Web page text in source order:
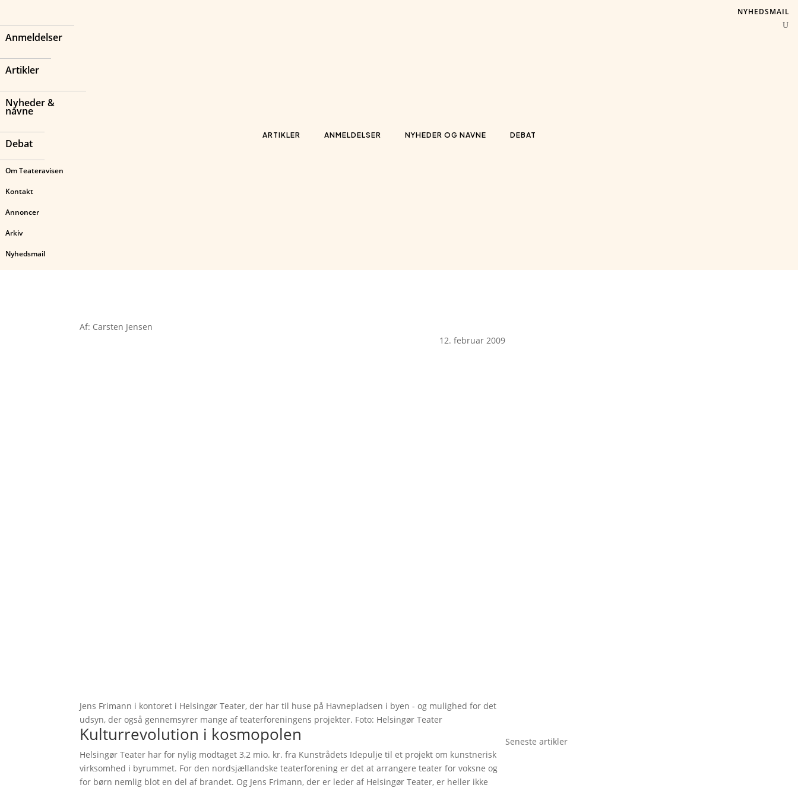
Anmeldelser
Artikler
Nyheder &
navne
Debat
Om Teateravisen
Kontakt
Annoncer
Arkiv
Nyhedsmail
ARTIKLER ANMELDELSER NYHEDER OG NAVNE DEBAT
NYHEDSMAIL
Af: Carsten Jensen
12. februar 2009
Jens Frimann i kontoret i Helsingør Teater, der har til huse på Havnepladsen i byen - og mulighed for det
udsyn, der også gennemsyrer mange af teaterforeningens projekter. Foto: Helsingør Teater
Kulturrevolution i kosmopolen
Helsingør Teater har for nylig modtaget 3,2 mio. kr. fra Kunstrådets Idepulje til et projekt om kunstnerisk
virksomhed i byrummet. For den nordsjællandske teaterforening er det at arrangere teater for voksne og
for børn nemlig blot en del af brandet. Og Jens Frimann, der er leder af Helsingør Teater, er heller ikke
Seneste artikler